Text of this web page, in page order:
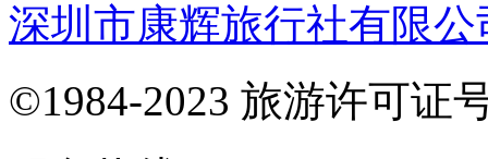
深圳市康辉旅行社有限
©1984-2023 旅游许可证